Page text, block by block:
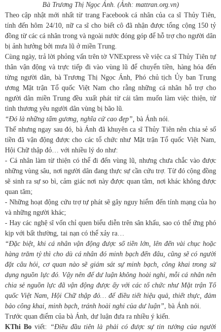
Bà Trương Thị Ngọc Ánh. (Ảnh: mattran.org.vn)
Theo cập nhật mới nhất từ trang Facebook cá nhân của ca sĩ Thủy Tiên,
tính đến hôm 24/10, nữ ca sĩ cho biết cô đã nhận được tổng cộng 150 tỷ
đồng từ các cá nhân trong và ngoài nước đóng góp để hỗ trợ cho người dân
bị ảnh hưởng bởi mưa lũ ở miền Trung.
Cùng ngày, trả lời phỏng vấn trên tờ VNExpress về việc ca sĩ Thủy Tiên tự
thân vận động và trực tiếp đi vào vùng lũ để chuyển tiền, hàng hóa đến
từng người dân, bà Trương Thị Ngọc Ánh, Phó chủ tịch Ủy ban Trung
ương Mặt trận Tổ quốc Việt Nam cho rằng những cá nhân hỗ trợ cho
người dân miền Trung đều xuất phát từ cái tâm muốn làm việc thiện, từ
tình thương yêu người dân vùng bị bão lũ.
“Đó là những tấm gương, nghĩa cử cao đẹp”, bà Ánh nói.
Thế nhưng ngay sau đó, bà Ánh đã khuyên ca sĩ Thủy Tiên nên chia sẻ số
tiền đã vận động được cho các tổ chức như Mặt trận Tổ quốc Việt Nam,
Hội Chữ thập đỏ… với nhiều lý do như:
- Cá nhân làm từ thiện có thể đi đến vùng lũ, nhưng chưa chắc vào được
những vùng sâu, nơi người dân đang thực sự cần cứu trợ. Từ đó cộng đồng
sẽ sinh ra sự so bì, cảm giác nơi này được quan tâm, nơi khác không được
quan tâm;
- Những hoạt động cứu trợ tự phát sẽ gây nguy hiểm đến tính mạng của họ
và những người khác;
- Hay các nghệ sĩ vốn chỉ quen biểu diễn trên sân khấu, sao có thể ứng phó
kịp với bất thường, tai nạn có thể xảy ra…
“Đặc biệt, khi cá nhân vận động được số tiền lớn, lên đến vài chục hoặc
hàng trăm tỷ thì cho dù cá nhân đó minh bạch đến đâu, cũng sẽ có người
đặt câu hỏi, cơ quan nào sẽ giám sát sự minh bạch, công khai trong sử
dụng nguồn lực đó. Vậy nên để dư luận không hoài nghi, mỗi cá nhân nên
chia sẻ nguồn lực đã vận động được ấy với các tổ chức như Mặt trận Tổ
quốc Việt Nam, Hội Chữ thập đỏ… để điều tiết hiệu quả, thiết thực, đảm
bảo công khai, minh bạch, tránh hoài nghi của dư luận” , bà Ánh nói.
Trước quan điểm của bà Ánh, dư luận đưa ra nhiều ý kiến.
KThi Bo viết:
“Điều đầu tiên là phải có được sự tin tưởng của người